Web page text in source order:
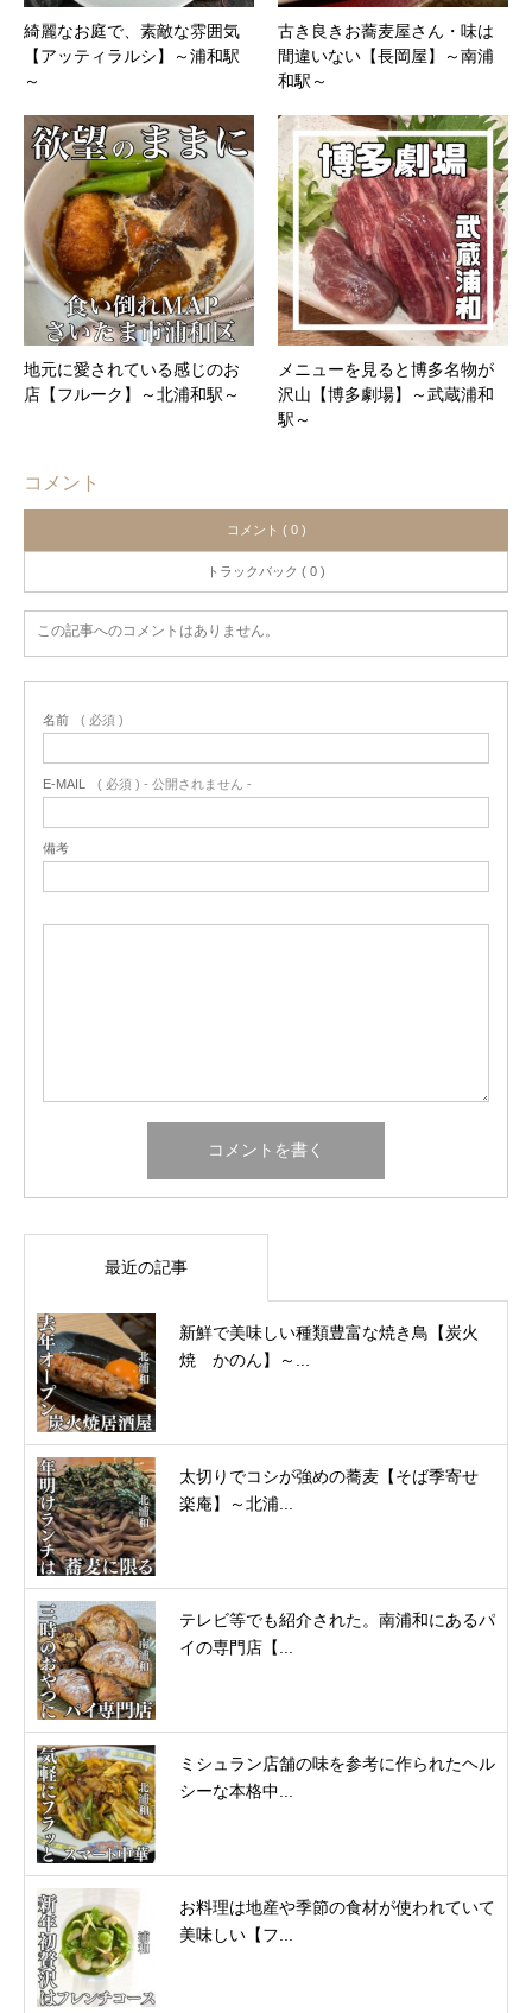
綺麗なお庭で、素敵な雰囲気
【アッティラルシ】～浦和駅
～
古き良きお蕎麦屋さん・味は
間違いない【長岡屋】～南浦
和駅～
地元に愛されている感じのお
店【フルーク】～北浦和駅～
メニューを見ると博多名物が
沢山【博多劇場】～武蔵浦和
駅～
コメント
コメント ( 0 )
トラックバック ( 0 )
この記事へのコメントはありません。
名前 ( 必須 )
E-MAIL ( 必須 ) - 公開されません -
備考
最近の記事
新鮮で美味しい種類豊富な焼き鳥【炭火
焼 かのん】～...
太切りでコシが強めの蕎麦【そば季寄せ
楽庵】～北浦...
テレビ等でも紹介された。南浦和にあるパ
イの専門店【...
ミシュラン店舗の味を参考に作られたヘル
シーな本格中...
お料理は地産や季節の食材が使われていて
美味しい【フ...